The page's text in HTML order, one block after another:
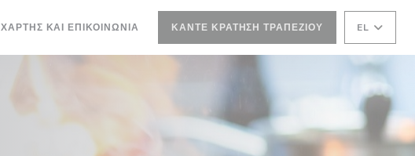
ΧΆΡΤΗΣ ΚΑΙ ΕΠΙΚΟΙΝΩΝΊΑ ΚΆΝΤΕ ΚΡΆΤΗΣΗ ΤΡΑΠΕΖΙΟΎ EL